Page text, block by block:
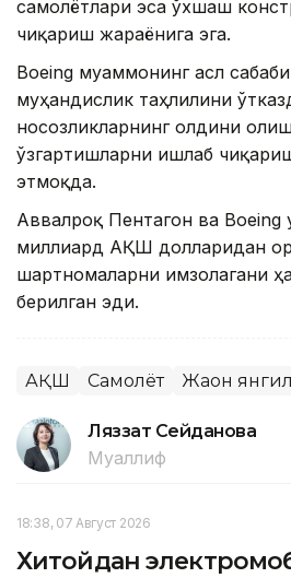
самолётлари эса ўхшаш
чиқариш жараёнига эга.
Boeing муаммонинг асл
муҳандислик таҳлилини
носозликларнинг олдини
ўзгартишларни ишлаб
этмоқда.
Аввалроқ Пентагон ва
миллиард АҚШ долларидан
шартномаларни имзолагани
берилган эди.
АҚШ Самолёт Жаҳон
Ляззат Сейданова
Муаллиф
18:38, 07 Август 2026
Хитойдан